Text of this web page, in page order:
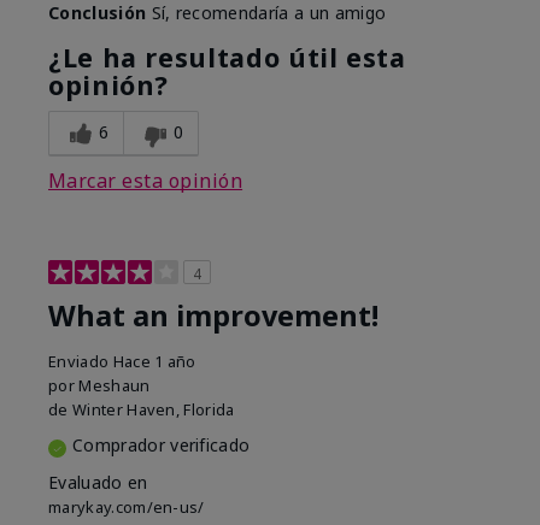
Conclusión Sí, recomendaría a un amigo
¿Le ha resultado útil esta
opinión?
6 0
Marcar esta opinión
4
What an improvement!
Enviado Hace 1 año
por Meshaun
de Winter Haven, Florida
Comprador verificado
Evaluado en
marykay.com/en-us/